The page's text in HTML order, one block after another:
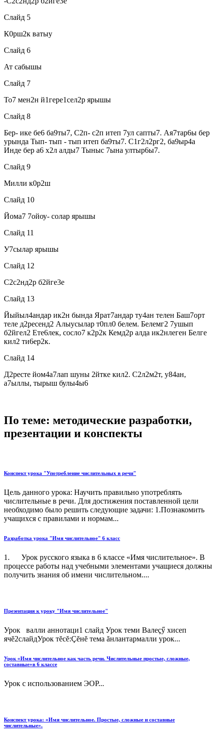
Слайд 5
К0рш2к ватыу
Слайд 6
Ат сабышы
Слайд 7
То7 мен2н й1гере1сел2р ярышы
Слайд 8
Бер- ике бе6 ба9ты7, С2п- с2п итеп 7ул сапты7. Ая7тар6ы бер
урында Тып- тып - тып итеп ба9ты7. С1г2л2рг2, ба9ыр4а
Инде бер а6 х2л алды7 Тыныс 7ына ултыр6ы7.
Слайд 9
Милли к0р2ш
Слайд 10
Йома7 7ойоу- солар ярышы
Слайд 11
У7сылар ярышы
Слайд 12
С2с2нд2р б2йге3е
Слайд 13
Йыйыл4андар ик2н бында Ярат7андар ту4ан телен Баш7орт
теле д2ресенд2 Алыусылар т0пл0 белем. Белемг2 7ушып
б2йгел2 Ете6лек, сосло7 к2р2к Кемд2р алда ик2нлеген Белге
кил2 ти6ер2к.
Слайд 14
Д2ресте йом4а7лап шуны 2йтке кил2. С2л2м2т, у84ан,
а7ыллы, тырыш булы4ы6
По теме: методические разработки,
презентации и конспекты
Конспект урока "Употребление числительных в речи"
Цель данного урока: Научить правильно употреблять
числительные в речи. Для достижения поставленной цели
необходимо было решить следующие задачи: 1.Познакомить
учащихся с правилами и нормам...
Разработка урока "Имя числительное" 6 класс
1. Урок русского языка в 6 классе «Имя числительное». В
процессе работы над учебными элементами учащиеся должны
получить знания об имени числительном....
Презентация к уроку "Имя числительное"
Урок валли аннотаци1 слайд Урок теми Валеçӳ хисеп
ячĕ2слайдУрок тĕсĕ:Çĕнĕ тема ăнлантармалли урок...
Урок «Имя числительное как часть речи. Числительные простые, сложные,
составные»в 6 классе
Урок с использованием ЭОР...
Конспект урока: «Имя числительное. Простые, сложные и составные
числительные».